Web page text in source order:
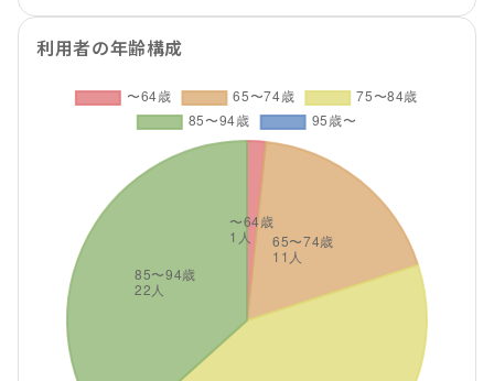
利用者の年齢構成